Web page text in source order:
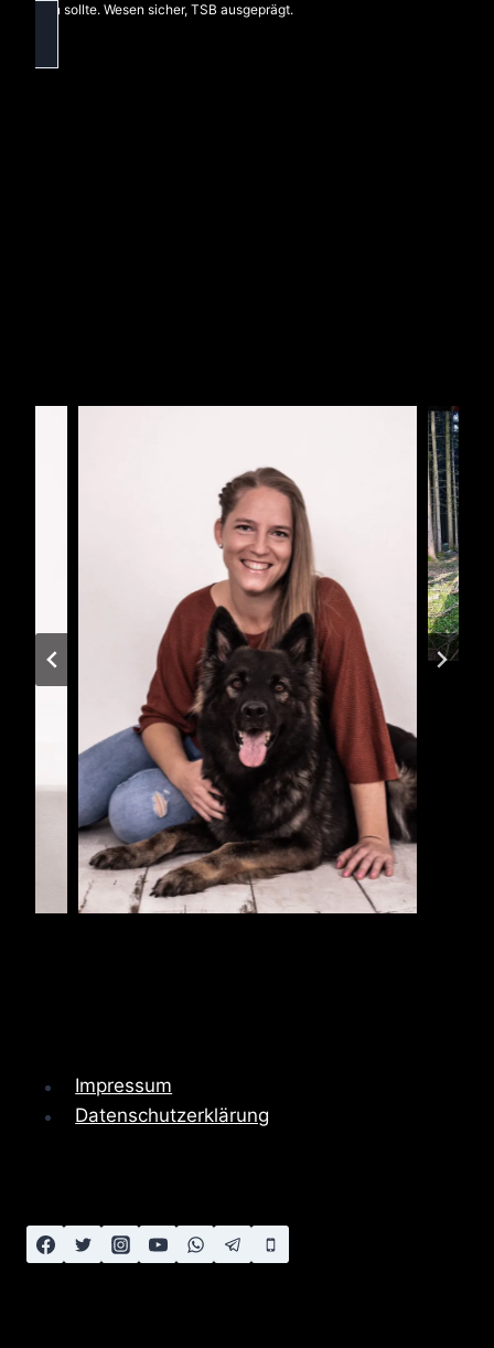
sein sollte. Wesen sicher, TSB ausgeprägt.
Impressum
Datenschutzerklärung